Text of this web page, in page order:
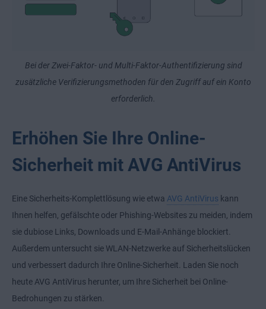
Bei der Zwei-Faktor- und Multi-Faktor-Authentifizierung sind
zusätzliche Verifizierungsmethoden für den Zugriff auf ein Konto
erforderlich.
Erhöhen Sie Ihre Online-
Sicherheit mit AVG AntiVirus
Eine Sicherheits-Komplettlösung wie etwa AVG AntiVirus kann
Ihnen helfen, gefälschte oder Phishing-Websites zu meiden, indem
sie dubiose Links, Downloads und E-Mail-Anhänge blockiert.
Außerdem untersucht sie WLAN-Netzwerke auf Sicherheitslücken
und verbessert dadurch Ihre Online-Sicherheit. Laden Sie noch
heute AVG AntiVirus herunter, um Ihre Sicherheit bei Online-
Bedrohungen zu stärken.